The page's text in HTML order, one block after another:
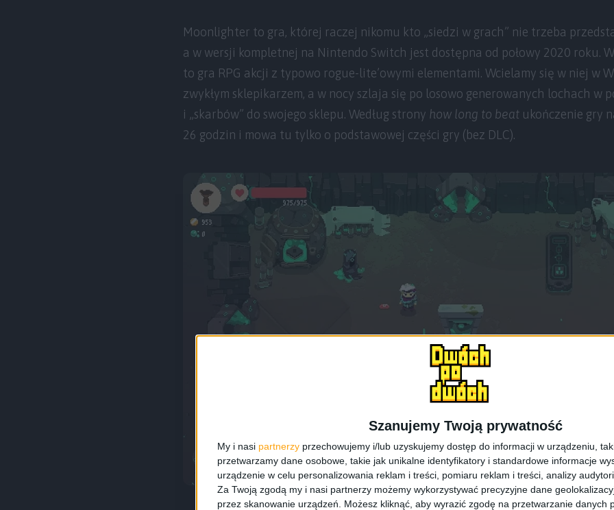
Szanujemy Twoją prywatność
My i nasi partnerzy przechowujemy i/lub uzyskujemy dostęp do informacji w urządzeniu,
przetwarzamy dane osobowe, takie jak unikalne identyfikatory i standardowe informacje
urządzenie w celu personalizowania reklam i treści, pomiaru reklam i treści, analizy
Za Twoją zgodą my i nasi partnerzy możemy wykorzystywać precyzyjne dane
przez skanowanie urządzeń. Możesz kliknąć, aby wyrazić zgodę na przetwarzanie danych
Moonlighter to gra, której raczej nikomu kto „siedzi w grach” nie trzeba
a w wersji kompletnej na Nintendo Switch jest dostępna od połowy 2020 roku.
to gra RPG akcji z typowo rogue-lite’owymi elementami. Wcielamy się w niej w
zwykłym sklepikarzem, a w nocy szlaja się po losowo generowanych lochach w
i „skarbów” do swojego sklepu. Według strony how long to beat ukończenie gry
26 godzin i mowa tu tylko o podstawowej części gry (bez DLC).
Moonlighter